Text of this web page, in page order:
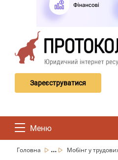
Зареєструватися
Меню
Головна ...
Мобінг у